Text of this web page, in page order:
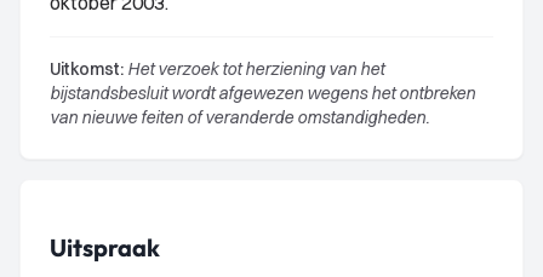
Uitkomst: Het verzoek tot herziening van het
bijstandsbesluit wordt afgewezen wegens het ontbreken
van nieuwe feiten of veranderde omstandigheden.
Uitspraak